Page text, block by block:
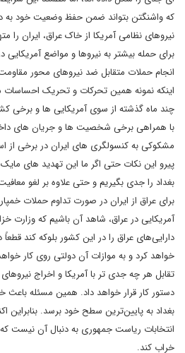
که واشنگتن بتواند ضمن حفظ وضعیت خود به
نیروهای نظامی آمریکا از خاک عراق، ایران را
برای حمله بیشتر به نیروها و مواضع
انجام حملات متقابل ضد نیروهای محور
اینکه نمونه همین تحرکات و تحریک احساسات
چند ماه گذشته از سوی آمریکایی ها و برخی
با همراهی برخی شخصیت ها و جریان های
مشکوکی به کنسولگری های ایران در برخی از
پیرو این نکات حتی اگر ما این تهدید های
بغداد را جدی بگیریم و حتی علاوه بر لغو
برای عراق از ایران در صورت تداوم حملات
آمریکایی در عراق، شاهد آن باشیم که وزارت
دارایی‌های عراق را در این کشور بلوکه کند
خواهد کرد و به موازات آن دولتی روی کار
تقابل هر چه جدی تر با آمریکا و اخراج
دستور کار قرار خواهد داد. همین مسئله باعث
بغداد به پایین‌ترین سطح خود برسد. بنابراین
انتخابات ریاست جمهوری به دنبال آن نیست
خراب کند.